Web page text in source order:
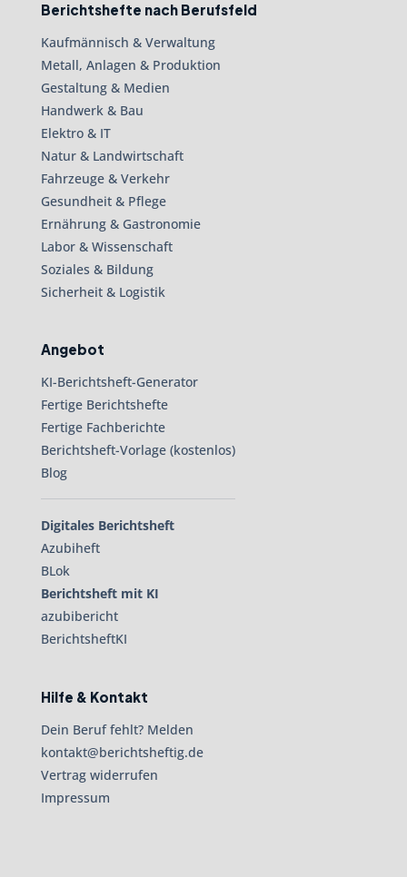
Berichtshefte nach Berufsfeld
Kaufmännisch & Verwaltung
Metall, Anlagen & Produktion
Gestaltung & Medien
Handwerk & Bau
Elektro & IT
Natur & Landwirtschaft
Fahrzeuge & Verkehr
Gesundheit & Pflege
Ernährung & Gastronomie
Labor & Wissenschaft
Soziales & Bildung
Sicherheit & Logistik
Angebot
KI-Berichtsheft-Generator
Fertige Berichtshefte
Fertige Fachberichte
Berichtsheft-Vorlage (kostenlos)
Blog
Digitales Berichtsheft
Azubiheft
BLok
Berichtsheft mit KI
azubibericht
BerichtsheftKI
Hilfe & Kontakt
Dein Beruf fehlt? Melden
kontakt@berichtsheftig.de
Vertrag widerrufen
Impressum